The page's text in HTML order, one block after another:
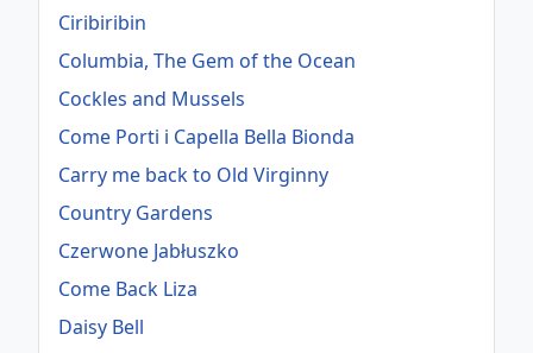
Ciribiribin
Columbia, The Gem of the Ocean
Cockles and Mussels
Come Porti i Capella Bella Bionda
Carry me back to Old Virginny
Country Gardens
Czerwone Jabłuszko
Come Back Liza
Daisy Bell